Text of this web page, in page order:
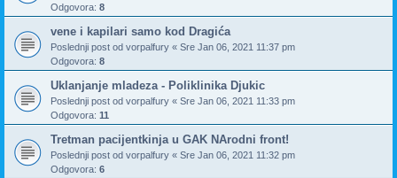
Odgovora: 8
vene i kapilari samo kod Dragića
Poslednji post od vorpalfury « Sre Jan 06, 2021 11:37 pm
Odgovora: 8
Uklanjanje mladeza - Poliklinika Djukic
Poslednji post od vorpalfury « Sre Jan 06, 2021 11:33 pm
Odgovora: 11
Tretman pacijentkinja u GAK NArodni front!
Poslednji post od vorpalfury « Sre Jan 06, 2021 11:32 pm
Odgovora: 6